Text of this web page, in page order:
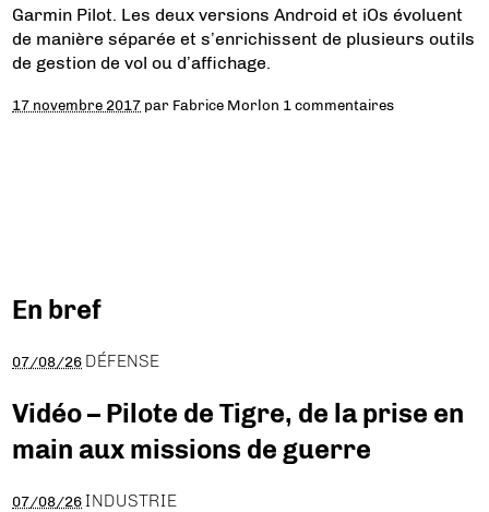
Garmin Pilot. Les deux versions Android et iOs évoluent
de manière séparée et s’enrichissent de plusieurs outils
de gestion de vol ou d’affichage.
17 novembre 2017 par Fabrice Morlon 1 commentaires
En bref
07/08/26 DÉFENSE
Vidéo – Pilote de Tigre, de la prise en
main aux missions de guerre
07/08/26 INDUSTRIE